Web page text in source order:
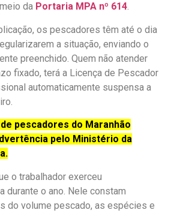
da Portaria MPA nº 614.
os pescadores têm até o dia
a situação, enviando o
preenchido. Quem não atender
fixado, terá a Licença de Pescador
automaticamente suspensa a
pescadores do Maranhão
pelo Ministério da
o trabalhador exerceu
durante o ano. Nele constam
do volume pescado, as espécies e